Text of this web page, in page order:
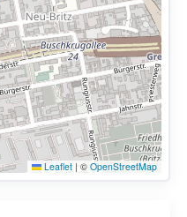
Leaflet | © OpenStreetMap